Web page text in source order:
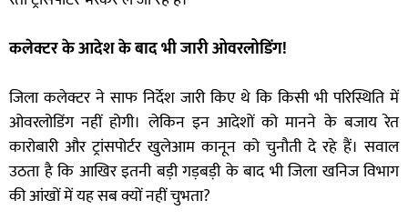
कलेक्टर के आदेश के बाद भी जारी ओवरलोडिंग!
जिला कलेक्टर ने साफ निर्देश जारी किए थे कि किसी भी परिस्थिति में
ओवरलोडिंग नहीं होगी। लेकिन इन आदेशों को मानने के बजाय रेत
कारोबारी और ट्रांसपोर्टर खुलेआम कानून को चुनौती दे रहे हैं। सवाल
उठता है कि आखिर इतनी बड़ी गड़बड़ी के बाद भी जिला खनिज विभाग
की आंखों में यह सब क्यों नहीं चुभता?